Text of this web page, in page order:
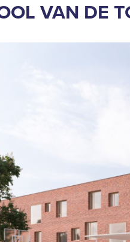
VAN DE